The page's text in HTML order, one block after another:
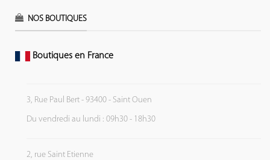
NOS BOUTIQUES
Boutiques en France
3, Rue Paul Bert - 93400 - Saint Ouen
Du vendredi au lundi : 09h30 - 18h30
2, rue Saint Etienne